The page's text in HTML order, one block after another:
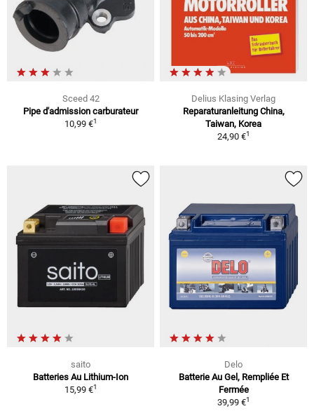
Sceed 42
Pipe d'admission carburateur
10,99 €1
Delius Klasing Verlag
Reparaturanleitung China,
Taiwan, Korea
24,90 €1
saito
Batteries Au Lithium-Ion
15,99 €1
Delo
Batterie Au Gel, Rempliée Et
Fermée
39,99 €1